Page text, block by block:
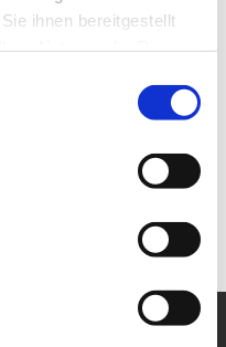
ihnen bereitgestellt